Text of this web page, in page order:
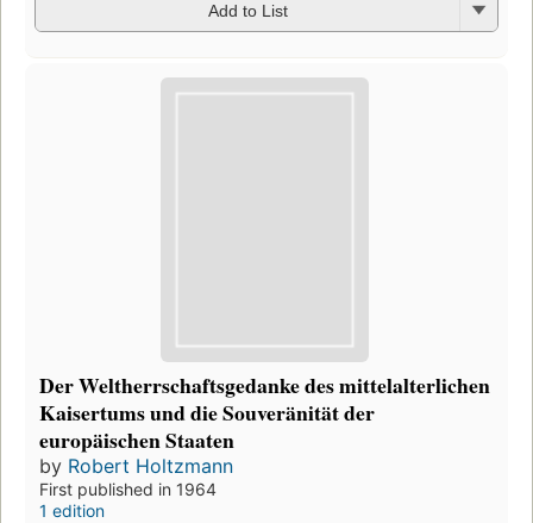
Add to List
Der Weltherrschaftsgedanke des mittelalterlichen
Kaisertums und die Souveränität der
europäischen Staaten
by Robert Holtzmann
First published in 1964
1 edition